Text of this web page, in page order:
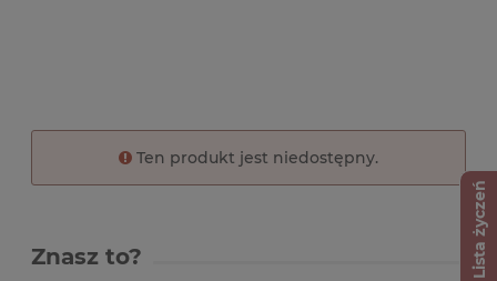
Ten produkt jest niedostępny.
Znasz to? Lista życzeń